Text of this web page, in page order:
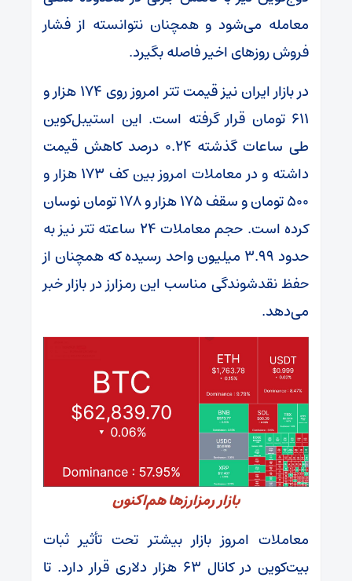
معامله می‌شود و همچنان نتوانسته از فشار
فروش روزهای اخیر فاصله بگیرد.
در بازار ایران نیز قیمت تتر امروز روی ۱۷۴ هزار و
۶۱۱ تومان قرار گرفته است. این استیبل‌کوین
طی ساعات گذشته ۰.۲۴ درصد کاهش قیمت
داشته و در معاملات امروز بین کف ۱۷۳ هزار و
۵۰۰ تومان و سقف ۱۷۵ هزار و ۱۷۸ تومان نوسان
کرده است. حجم معاملات ۲۴ ساعته تتر نیز به
حدود ۳.۹۹ میلیون واحد رسیده که همچنان از
حفظ نقدشوندگی مناسب این رمزارز در بازار خبر
می‌دهد.
بازار رمزارزها هم‌اکنون
معاملات امروز بازار بیشتر تحت تأثیر ثبات
بیت‌کوین در کانال ۶۳ هزار دلاری قرار دارد. تا